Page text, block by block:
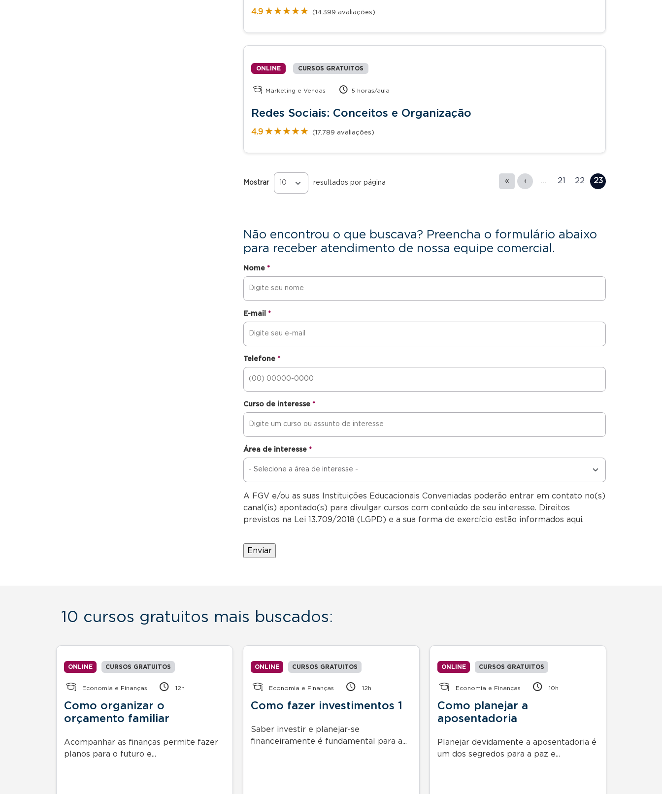
4.9 ★★★★★
★★★★★ (14.399 avaliações)
ONLINE CURSOS GRATUITOS
Marketing e Vendas 5 horas/aula
Redes Sociais: Conceitos e Organização
4.9 ★★★★★
★★★★★ (17.789 avaliações)
Mostrar resultados por página
Páginas
« ‹ … 21 22 23
Não encontrou o que buscava? Preencha o formulário abaixo
para receber atendimento de nossa equipe comercial.
Nome *
E-mail *
Telefone *
Curso de interesse *
Área de interesse *
A FGV e/ou as suas Instituições Educacionais Conveniadas poderão entrar em contato no(s)
canal(is) apontado(s) para divulgar cursos com conteúdo de seu interesse. Direitos
previstos na Lei 13.709/2018 (LGPD) e a sua forma de exercício estão informados aqui.
10 cursos gratuitos mais buscados:
ONLINE CURSOS GRATUITOS
Economia e Finanças 12h
Como organizar o
orçamento familiar
Acompanhar as finanças permite fazer
planos para o futuro e...
ONLINE CURSOS GRATUITOS
Economia e Finanças 12h
Como fazer investimentos 1
Saber investir e planejar-se
financeiramente é fundamental para a...
ONLINE CURSOS GRATUITOS
Economia e Finanças 10h
Como planejar a
aposentadoria
Planejar devidamente a aposentadoria é
um dos segredos para a paz e...